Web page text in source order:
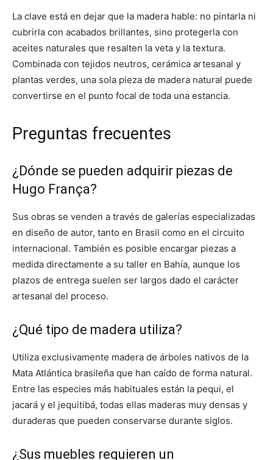
La clave está en dejar que la madera hable: no pintarla ni
cubrirla con acabados brillantes, sino protegerla con
aceites naturales que resalten la veta y la textura.
Combinada con tejidos neutros, cerámica artesanal y
plantas verdes, una sola pieza de madera natural puede
convertirse en el punto focal de toda una estancia.
Preguntas frecuentes
¿Dónde se pueden adquirir piezas de
Hugo França?
Sus obras se venden a través de galerías especializadas
en diseño de autor, tanto en Brasil como en el circuito
internacional. También es posible encargar piezas a
medida directamente a su taller en Bahía, aunque los
plazos de entrega suelen ser largos dado el carácter
artesanal del proceso.
¿Qué tipo de madera utiliza?
Utiliza exclusivamente madera de árboles nativos de la
Mata Atlántica brasileña que han caído de forma natural.
Entre las especies más habituales están la pequi, el
jacará y el jequitibá, todas ellas maderas muy densas y
duraderas que pueden conservarse durante siglos.
¿Sus muebles requieren un